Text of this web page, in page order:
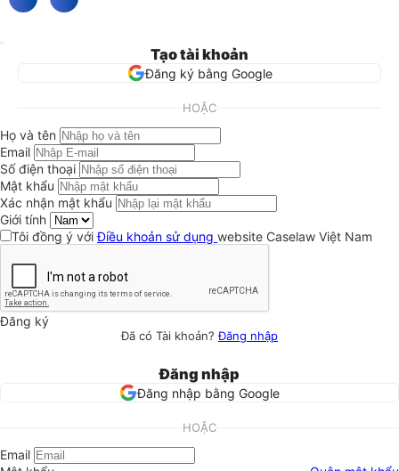
Tạo tài khoản
Đăng ký bằng Google
HOẶC
Họ và tên
Email
Số điện thoại
Mật khẩu
Xác nhận mật khẩu
Giới tính
Tôi đồng ý vớiĐiều khoản sử dụng website Caselaw Việt Nam
Đăng ký
Đã có Tài khoản?Đăng nhập
Đăng nhập
Đăng nhập bằng Google
HOẶC
Email